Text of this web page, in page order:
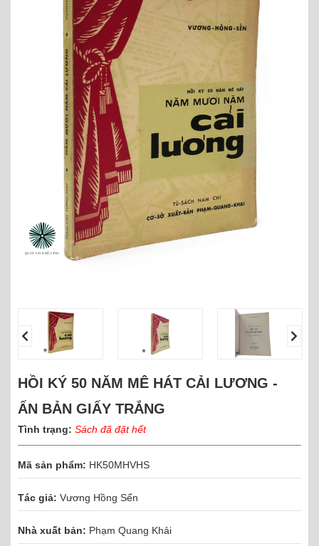
HỒI KÝ 50 NĂM MÊ HÁT CẢI LƯƠNG -
ẤN BẢN GIẤY TRẮNG
Tình trạng: Sách đã đặt hết
Mã sản phẩm: HK50MHVHS
Tác giả: Vương Hồng Sển
Nhà xuất bản: Phạm Quang Khải